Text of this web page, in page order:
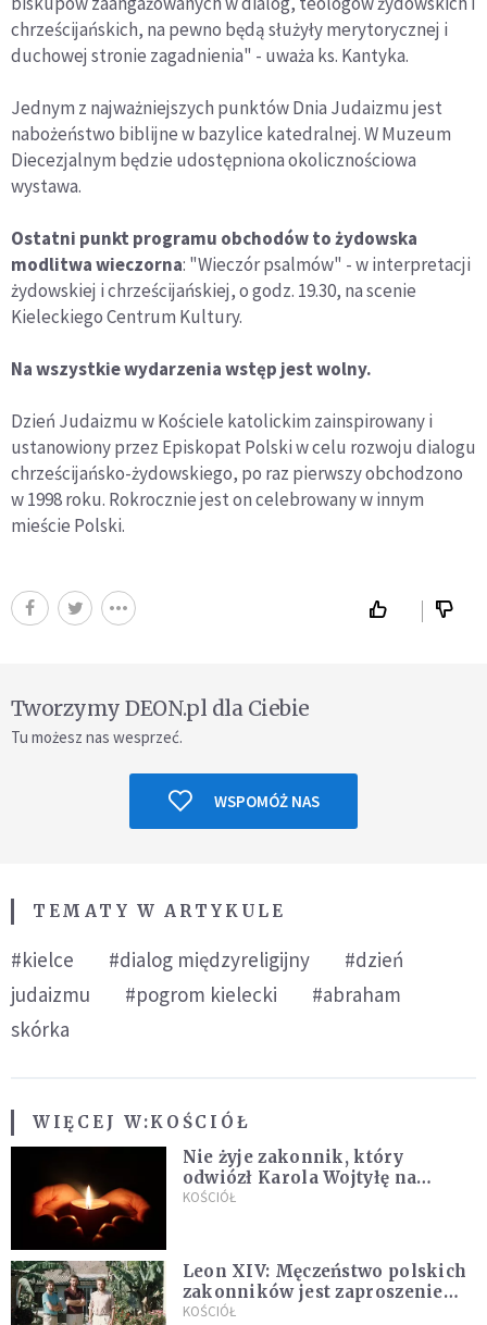
chrześcijańskich, na pewno będą służyły merytorycznej i
duchowej stronie zagadnienia" - uważa ks. Kantyka.
Jednym z najważniejszych punktów Dnia Judaizmu jest
nabożeństwo biblijne w bazylice katedralnej. W Muzeum
Diecezjalnym będzie udostępniona okolicznościowa
wystawa.
Ostatni punkt programu obchodów to żydowska
modlitwa wieczorna: "Wieczór psalmów" - w interpretacji
żydowskiej i chrześcijańskiej, o godz. 19.30, na scenie
Kieleckiego Centrum Kultury.
Na wszystkie wydarzenia wstęp jest wolny.
Dzień Judaizmu w Kościele katolickim zainspirowany i
ustanowiony przez Episkopat Polski w celu rozwoju dialogu
chrześcijańsko-żydowskiego, po raz pierwszy obchodzono
w 1998 roku. Rokrocznie jest on celebrowany w innym
mieście Polski.
Tworzymy DEON.pl dla Ciebie
Tu możesz nas wesprzeć.
WSPOMÓŻ NAS
TEMATY W ARTYKULE
#kielce #dialog międzyreligijny
#dzień
judaizmu
#pogrom kielecki
#abraham
skórka
WIĘCEJ W:KOŚCIÓŁ
Nie żyje zakonnik, który
odwiózł Karola Wojtyłę na
konklawe. Jan Paweł II nazywał
KOŚCIÓŁ
Leon XIV: Męczeństwo polskich
zakonników jest zaproszeniem
do jedności i misji całego
KOŚCIÓŁ